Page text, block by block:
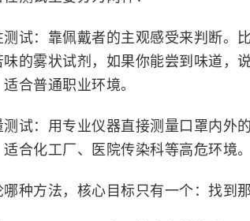
测试：靠佩戴者的主观感受来判断。
味的雾状试剂，如果你能尝到味道，
合普通职业环境。
测试：用专业仪器直接测量口罩内外
合化工厂、医院传染科等高危环境。
哪种方法，核心目标只有一个：找到